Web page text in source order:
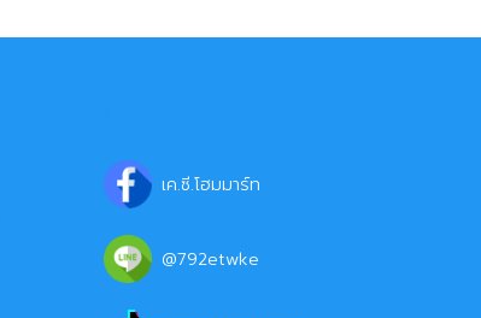
เค.ซี.โฮมมาร์ท
@792etwke